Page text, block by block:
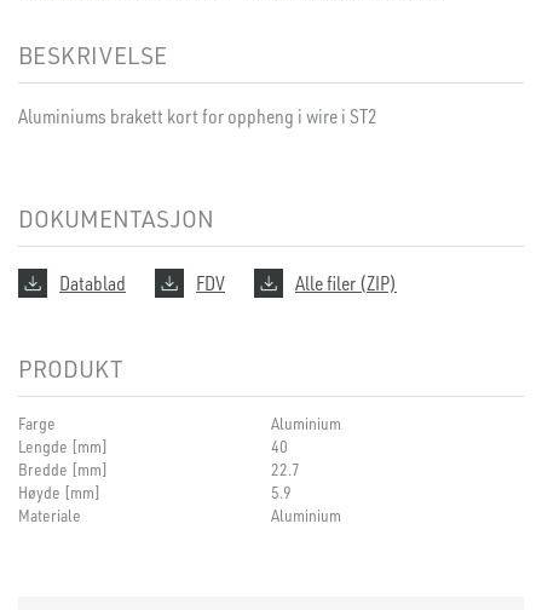
BESKRIVELSE
Aluminiums brakett kort for oppheng i wire i ST2
DOKUMENTASJON
Datablad FDV Alle filer (ZIP)
PRODUKT
Farge
Aluminium
Lengde [mm]
40
Bredde [mm]
22.7
Høyde [mm]
5.9
Materiale
Aluminium